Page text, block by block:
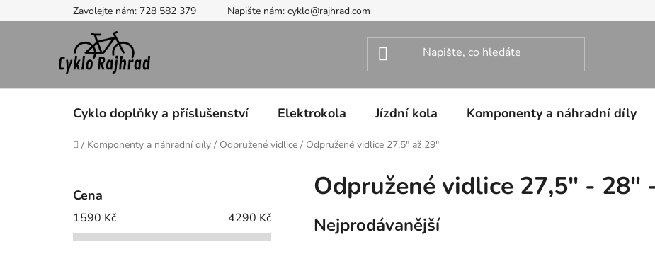
na
Zavolejte nám: 728 582 379 Napište nám: cyklo@rajhrad.com
Cyklo doplňky a příslušenství Elektrokola Jízdní kola Komponenty a náhradní díly
Domů
/ Komponenty a náhradní díly / Odpružené vidlice / Odpružené vidlice 27,5" až 29"
Cena
1590 Kč 4290 Kč
Odpružené vidlice 27,5" - 28"
Nejprodávanější